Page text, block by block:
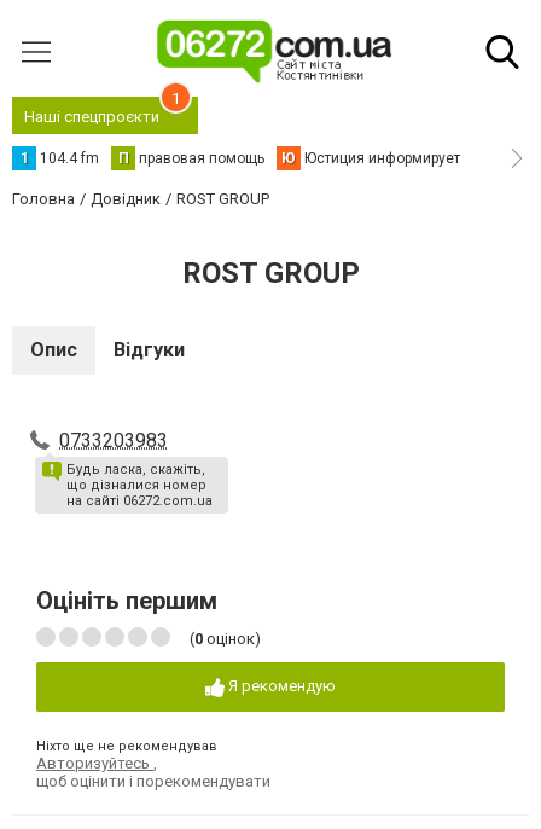
Наші спецпроєкти
1
1 104.4 fm П правовая помощь Ю Юстиция информирует
Головна Довідник ROST GROUP
ROST GROUP
Опис Відгуки
0733203983
Будь ласка, скажіть,
що дізналися номер
на сайті 06272.com.ua
Оцініть першим
(0 оцінок)
Я рекомендую
Ніхто ще не рекомендував
Авторизуйтесь
щоб оцінити і порекомендувати